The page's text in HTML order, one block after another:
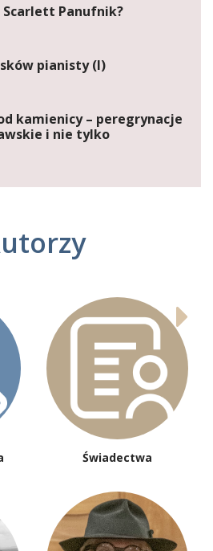
Scarlett Panufnik?
pianisty (I)
kamienicy – peregrynacje
i nie tylko
Świadectwa